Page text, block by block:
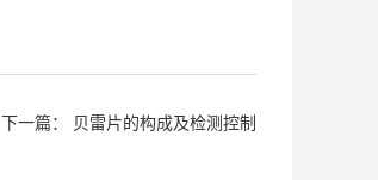
下一篇： 贝雷片的构成及检测控制